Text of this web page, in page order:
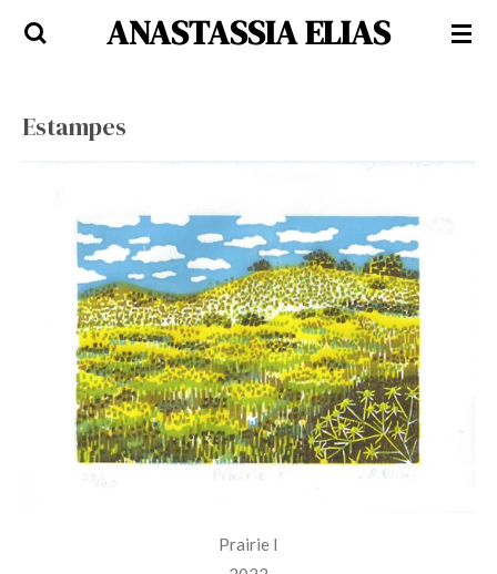
Passer
principal
ANASTASSIA ELIAS
Estampes
Prairie I